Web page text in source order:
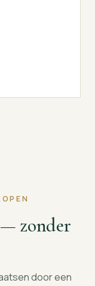
zonder
door een